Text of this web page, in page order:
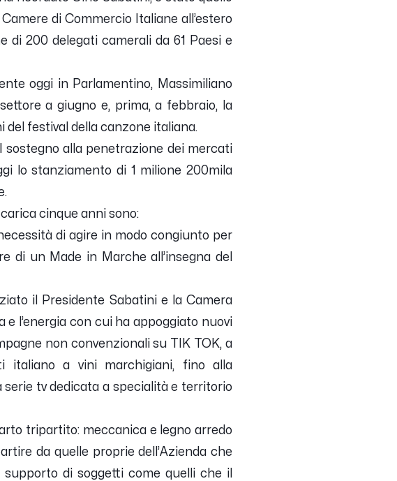
di Commercio Italiane all’estero
di 200 delegati camerali da 61 Paesi e
oggi in Parlamentino, Massimiliano
a giugno e, prima, a febbraio, la
del festival della canzone italiana.
sostegno alla penetrazione dei mercati
lo stanziamento di 1 milione 200mila
cinque anni sono:
di agire in modo congiunto per
un Made in Marche all’insegna del
il Presidente Sabatini e la Camera
l’energia con cui ha appoggiato nuovi
non convenzionali su TIK TOK, a
italiano a vini marchigiani, fino alla
tv dedicata a specialità e territorio
tripartito: meccanica e legno arredo
da quelle proprie dell’Azienda che
di soggetti come quelli che il